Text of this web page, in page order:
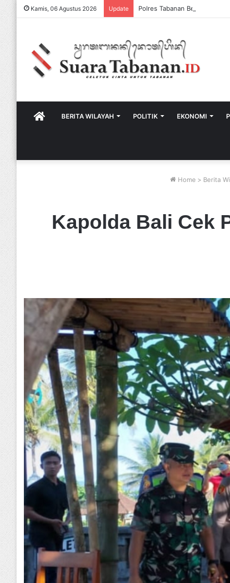
Kamis, 06 Agustus 2026 Update
HOMEBERITA WILAYAH POLITIK EKONOMI
Home > Berita
Kapolda Bali Cek